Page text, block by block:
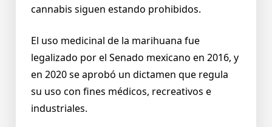
cannabis siguen estando prohibidos.
El uso medicinal de la marihuana fue
legalizado por el Senado mexicano en 2016, y
en 2020 se aprobó un dictamen que regula
su uso con fines médicos, recreativos e
industriales.